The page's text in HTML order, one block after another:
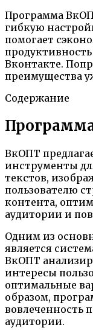
Программа
гибкую
помогает
Вконтакте.
преимущества
Содержание
ВкОПТ
инструменты
текстов,
пользователю
контента,
аудитории и
Одним из
является
ВкОПТ
интересы
оптимальные
образом,
вовлеченность
аудитории.